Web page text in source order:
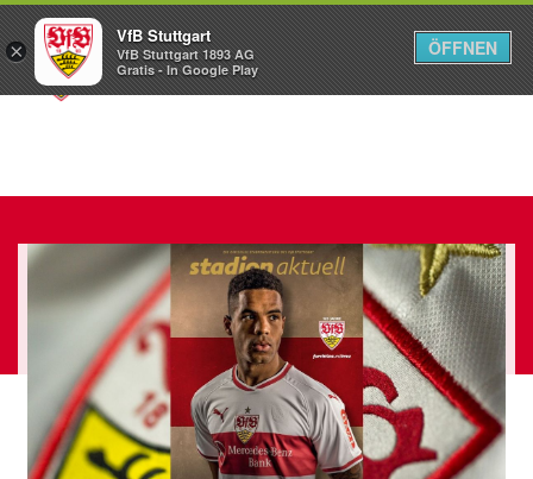
Menü
×
VfB Stuttgart
VfB Stuttgart 1893 AG
Gratis - In Google Play
ÖFFNEN